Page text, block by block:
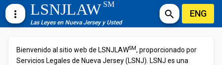
more_vert LSNJLAWSM
Las Leyes en Nueva Jersey y Usted
search ENG
Bienvenido al sitio web de LSNJLAWSM, proporcionado por
Servicios Legales de Nueva Jersey (LSNJ). LSNJ es una